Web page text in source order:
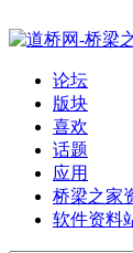
论坛
版块
喜欢
话题
应用
桥梁之家
软件资料